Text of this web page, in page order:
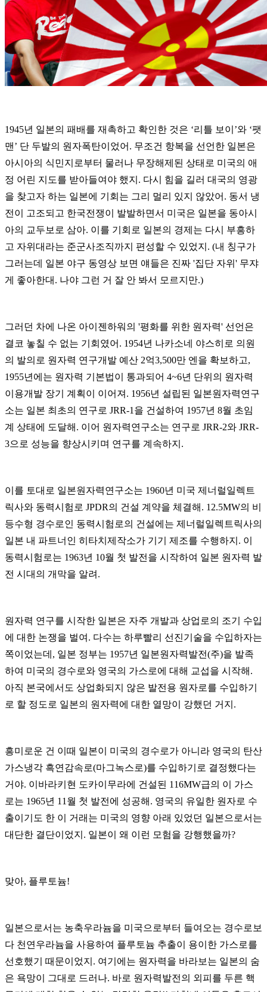
1945년 일본의 패배를 재촉하고 확인한 것은 ‘리틀 보이’와 ‘팻
맨’ 단 두발의 원자폭탄이었어. 무조건 항복을 선언한 일본은
아시아의 식민지로부터 물러나 무장해제된 상태로 미국의 애
정 어린 지도를 받아들여야 했지. 다시 힘을 길러 대국의 영광
을 찾고자 하는 일본에 기회는 그리 멀리 있지 않았어. 동서 냉
전이 고조되고 한국전쟁이 발발하면서 미국은 일본을 동아시
아의 교두보로 삼아. 이를 기회로 일본의 경제는 다시 부흥하
고 자위대라는 준군사조직까지 편성할 수 있었지. (내 칭구가
그러는데 일본 야구 동영상 보면 얘들은 진짜 '집단 자위' 무쟈
게 좋아한대. 나야 그런 거 잘 안 봐서 모르지만.)
그러던 차에 나온 아이젠하워의 '평화를 위한 원자력' 선언은
결코 놓칠 수 없는 기회였어. 1954년 나카소네 야스히로 의원
의 발의로 원자력 연구개발 예산 2억3,500만 엔을 확보하고,
1955년에는 원자력 기본법이 통과되어 4~6년 단위의 원자력
이용개발 장기 계획이 이어져. 1956년 설립된 일본원자력연구
소는 일본 최초의 연구로 JRR-1을 건설하여 1957년 8월 초임
계 상태에 도달해. 이어 원자력연구소는 연구로 JRR-2와 JRR-
3으로 성능을 향상시키며 연구를 계속하지.
이를 토대로 일본원자력연구소는 1960년 미국 제너럴일렉트
릭사와 동력시험로 JPDR의 건설 계약을 체결해. 12.5MW의 비
등수형 경수로인 동력시험로의 건설에는 제너럴일렉트릭사의
일본 내 파트너인 히타치제작소가 기기 제조를 수행하지. 이
동력시험로는 1963년 10월 첫 발전을 시작하여 일본 원자력 발
전 시대의 개막을 알려.
원자력 연구를 시작한 일본은 자주 개발과 상업로의 조기 수입
에 대한 논쟁을 벌여. 다수는 하루빨리 선진기술을 수입하자는
쪽이었는데, 일본 정부는 1957년 일본원자력발전(주)을 발족
하여 미국의 경수로와 영국의 가스로에 대해 교섭을 시작해.
아직 본국에서도 상업화되지 않은 발전용 원자로를 수입하기
로 할 정도로 일본의 원자력에 대한 열망이 강했던 거지.
흥미로운 건 이때 일본이 미국의 경수로가 아니라 영국의 탄산
가스냉각 흑연감속로(마그녹스로)를 수입하기로 결정했다는
거야. 이바라키현 도카이무라에 건설된 116MW급의 이 가스
로는 1965년 11월 첫 발전에 성공해. 영국의 유일한 원자로 수
출이기도 한 이 거래는 미국의 영향 아래 있었던 일본으로서는
대단한 결단이었지. 일본이 왜 이런 모험을 강행했을까?
맞아, 플루토늄!
일본으로서는 농축우라늄을 미국으로부터 들여오는 경수로보
다 천연우라늄을 사용하여 플루토늄 추출이 용이한 가스로를
선호했기 때문이었지. 여기에는 원자력을 바라보는 일본의 숨
은 욕망이 그대로 드러나. 바로 원자력발전의 외피를 두른 핵